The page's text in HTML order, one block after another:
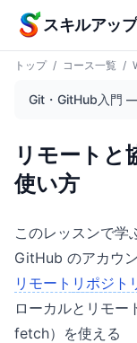
本文へスキップ
スキルアッ
トップ / コース一覧 /
Git・GitHub入門
リモート
使い方
このレッスンで学
GitHub のアカウ
リモート リポジト
ローカルとリモ
fetch）を使える